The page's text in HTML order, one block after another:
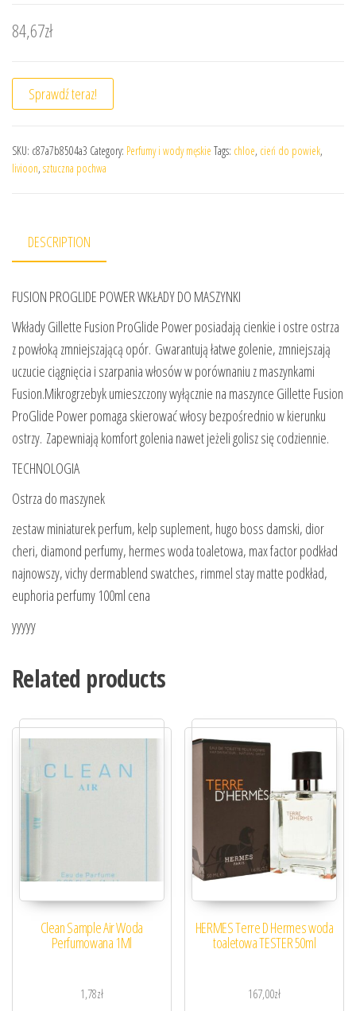
84,67zł
Sprawdź teraz!
SKU: c87a7b8504a3 Category: Perfumy i wody męskie Tags: chloe, cień do powiek,
livioon, sztuczna pochwa
DESCRIPTION
FUSION PROGLIDE POWER WKŁADY DO MASZYNKI
Wkłady Gillette Fusion ProGlide Power posiadają cienkie i ostre ostrza
z powłoką zmniejszającą opór. Gwarantują łatwe golenie, zmniejszają
uczucie ciągnięcia i szarpania włosów w porównaniu z maszynkami
Fusion.Mikrogrzebyk umieszczony wyłącznie na maszynce Gillette Fusion
ProGlide Power pomaga skierować włosy bezpośrednio w kierunku
ostrzy. Zapewniają komfort golenia nawet jeżeli golisz się codziennie.
TECHNOLOGIA
Ostrza do maszynek
zestaw miniaturek perfum, kelp suplement, hugo boss damski, dior
cheri, diamond perfumy, hermes woda toaletowa, max factor podkład
najnowszy, vichy dermablend swatches, rimmel stay matte podkład,
euphoria perfumy 100ml cena
yyyyy
Related products
Clean Sample Air Woda
Perfumowana 1Ml
1,78zł
HERMES Terre D Hermes woda
toaletowa TESTER 50ml
167,00zł